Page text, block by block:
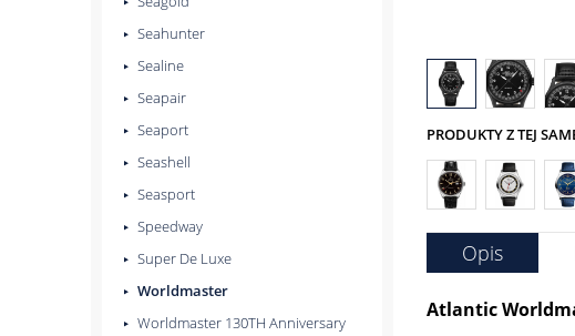
Seahunter
Sealine
Seapair
Seaport
Seashell
Seasport
Speedway
Super De Luxe
Worldmaster
Worldmaster 130TH Anniversary
PRODUKTY Z TEJ
Opis
Atlantic